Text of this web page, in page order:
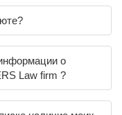
о
Law firm ?